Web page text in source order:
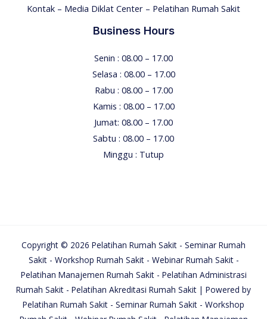
Kontak – Media Diklat Center – Pelatihan Rumah Sakit
Business Hours
Senin : 08.00 – 17.00
Selasa : 08.00 – 17.00
Rabu : 08.00 – 17.00
Kamis : 08.00 – 17.00
Jumat: 08.00 – 17.00
Sabtu : 08.00 – 17.00
Minggu : Tutup
Copyright © 2026 Pelatihan Rumah Sakit - Seminar Rumah
Sakit - Workshop Rumah Sakit - Webinar Rumah Sakit -
Pelatihan Manajemen Rumah Sakit - Pelatihan Administrasi
Rumah Sakit - Pelatihan Akreditasi Rumah Sakit | Powered by
Pelatihan Rumah Sakit - Seminar Rumah Sakit - Workshop